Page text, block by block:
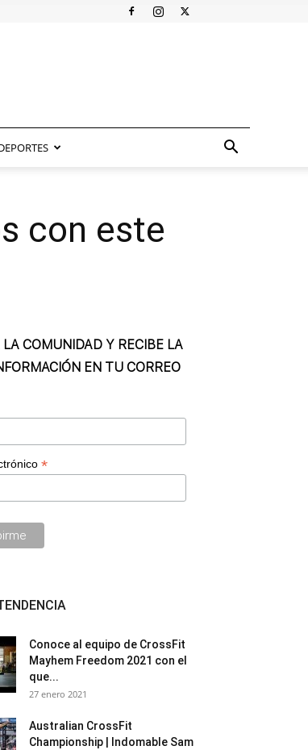
con este
COMUNIDAD Y RECIBE LA
EN TU CORREO
*
Conoce al equipo de CrossFit
Mayhem Freedom 2021 con el
que...
27 enero 2021
Australian CrossFit
Championship | lndomable Sam